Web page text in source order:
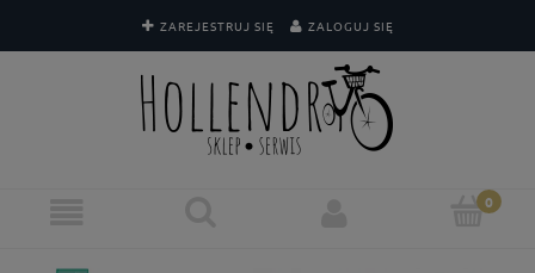
ZAREJESTRUJ SIĘ ZALOGUJ SIĘ